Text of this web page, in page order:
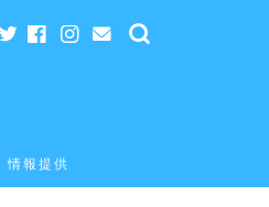
情報提供